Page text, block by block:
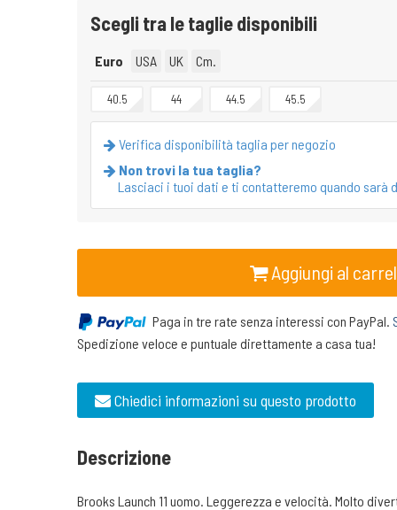
Scegli tra le taglie disponibili
Euro USA UK Cm.
40.5 44 44.5 45.5
Verifica disponibilità taglia per negozio
Non trovi la tua taglia?
Lasciaci i tuoi dati e ti contatteremo quando sarà
Aggiungi al
Paga in tre rate senza interessi con PayPal.
Spedizione veloce e puntuale direttamente a casa tua!
Chiedici informazioni su questo prodotto
Descrizione
Brooks Launch 11 uomo. Leggerezza e velocità. Molto